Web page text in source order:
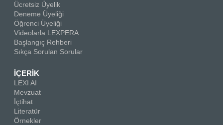
Ücretsiz Üyelik
Deneme Üyeliği
Öğrenci Üyeliği
Videolarla LEXPERA
Başlangıç Rehberi
Sıkça Sorulan Sorular
İÇERİK
LEXI AI
Mevzuat
İçtihat
Literatür
Örnekler